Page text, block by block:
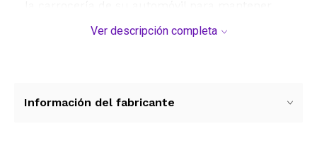
robusto que minimiza las vibraciones en el
- Posición: Lado izquierdo del conductor
Ver descripción completa
Información del fabricante